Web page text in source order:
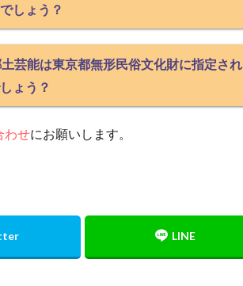
しょう？
芸能は東京都無形民俗文化財に指定され
ょう？
わせにお願いします。